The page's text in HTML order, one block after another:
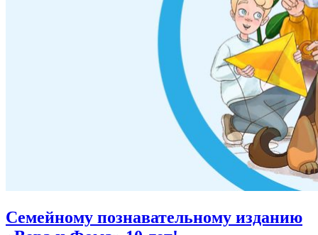
Семейному познавательному изданию